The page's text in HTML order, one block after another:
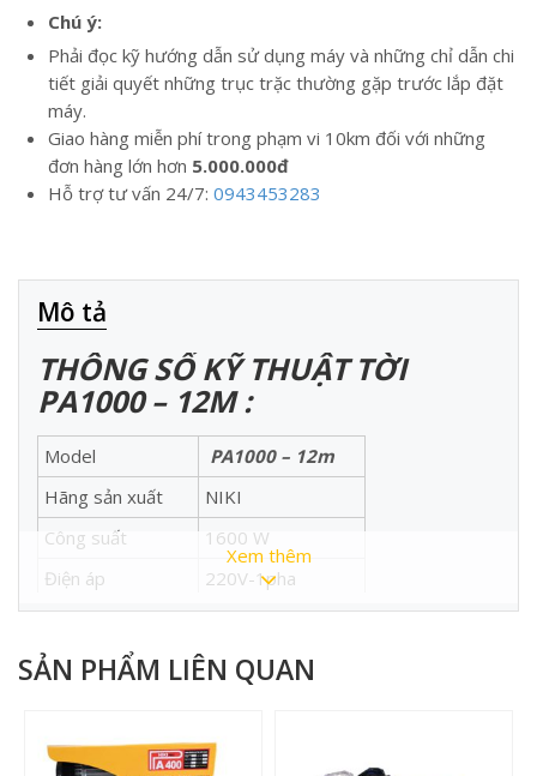
Chú ý:
Phải đọc kỹ hướng dẫn sử dụng máy và những chỉ dẫn chi
tiết giải quyết những trục trặc thường gặp trước lắp đặt
máy.
Giao hàng miễn phí trong phạm vi 10km đối với những
đơn hàng lớn hơn 5.000.000đ
Hỗ trợ tư vấn 24/7: 0943453283
Mô tả
THÔNG SỐ KỸ THUẬT TỜI
PA1000– 12M :
Model
PA1000 – 12m
Hãng sản xuất
NIKI
Công suất
1600 W
Điện áp
220V-1pha
Tải trọng thực
290-400 Kg
Tốc độ nâng
4-8 m/phút
Đường kính cáp
5.5 mm
Xem thêm
SẢN PHẨM LIÊN QUAN